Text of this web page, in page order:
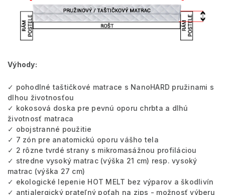
Výhody:
✓ pohodlné taštičkové matrace s NanoHARD pružinami s
dlhou životnosťou
✓ kokosová doska pre pevnú oporu chrbta a dlhú
životnosť matraca
✓ obojstranné použitie
✓ 7 zón pre anatomickú oporu vášho tela
✓ 2 rôzne tvrdé strany s mikromasážnou profiláciou
✓ stredne vysoký matrac (výška 21 cm) resp. vysoký
matrac (výška 27 cm)
✓ ekologické lepenie HOT MELT bez výparov a škodlivín
✓ antialergický prateľný poťah na zips - možnosť výberu